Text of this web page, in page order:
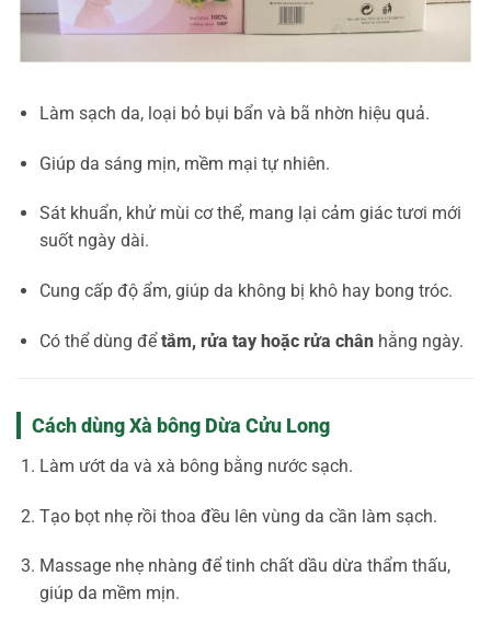
Làm sạch da, loại bỏ bụi bẩn và bã nhờn hiệu quả.
Giúp da sáng mịn, mềm mại tự nhiên.
Sát khuẩn, khử mùi cơ thể, mang lại cảm giác tươi mới
suốt ngày dài.
Cung cấp độ ẩm, giúp da không bị khô hay bong tróc.
Có thể dùng đểtắm, rửa tay hoặc rửa chânhằng ngày.
Cách dùng Xà bông Dừa Cửu Long
Làm ướt da và xà bông bằng nước sạch.
Tạo bọt nhẹ rồi thoa đều lên vùng da cần làm sạch.
Massage nhẹ nhàng để tinh chất dầu dừa thẩm thấu,
giúp da mềm mịn.